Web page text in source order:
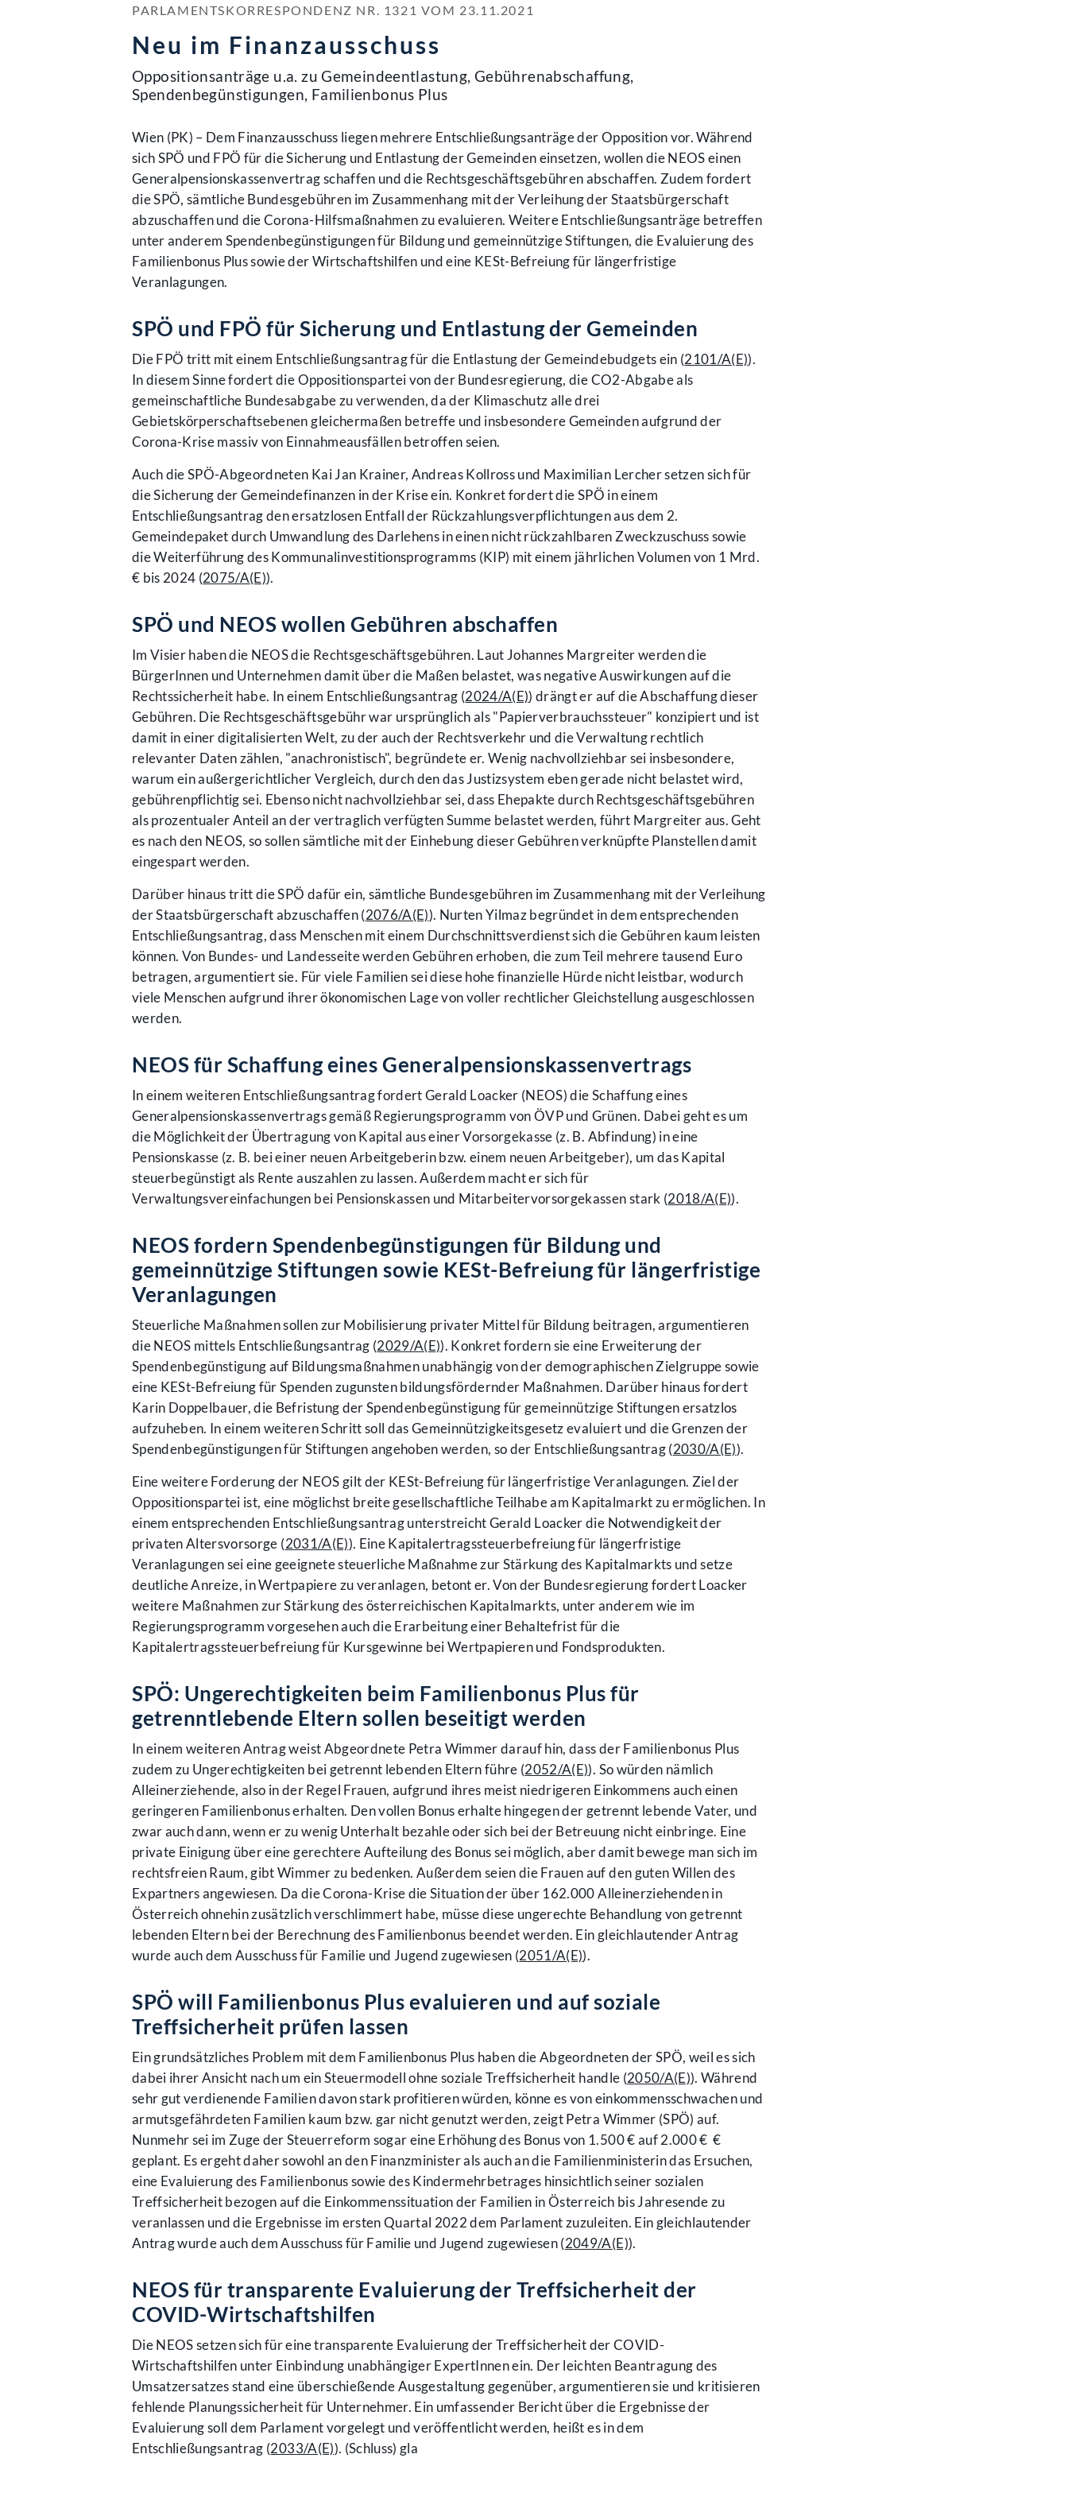
PARLAMENTSKORRESPONDENZ NR. 1321 VOM 23.11.2021
Neu im Finanzausschuss
Oppositionsanträge u.a. zu Gemeindeentlastung, Gebührenabschaffung,
Spendenbegünstigungen, Familienbonus Plus
Wien (PK) – Dem Finanzausschuss liegen mehrere Entschließungsanträge der Opposition vor. Während
sich SPÖ und FPÖ für die Sicherung und Entlastung der Gemeinden einsetzen, wollen die NEOS einen
Generalpensionskassenvertrag schaffen und die Rechtsgeschäftsgebühren abschaffen. Zudem fordert
die SPÖ, sämtliche Bundesgebühren im Zusammenhang mit der Verleihung der Staatsbürgerschaft
abzuschaffen und die Corona-Hilfsmaßnahmen zu evaluieren. Weitere Entschließungsanträge betreffen
unter anderem Spendenbegünstigungen für Bildung und gemeinnützige Stiftungen, die Evaluierung des
Familienbonus Plus sowie der Wirtschaftshilfen und eine KESt-Befreiung für längerfristige
Veranlagungen.
SPÖ und FPÖ für Sicherung und Entlastung der Gemeinden
Die FPÖ tritt mit einem Entschließungsantrag für die Entlastung der Gemeindebudgets ein (2101/A(E)).
In diesem Sinne fordert die Oppositionspartei von der Bundesregierung, die CO2-Abgabe als
gemeinschaftliche Bundesabgabe zu verwenden, da der Klimaschutz alle drei
Gebietskörperschaftsebenen gleichermaßen betreffe und insbesondere Gemeinden aufgrund der
Corona-Krise massiv von Einnahmeausfällen betroffen seien.
Auch die SPÖ-Abgeordneten Kai Jan Krainer, Andreas Kollross und Maximilian Lercher setzen sich für
die Sicherung der Gemeindefinanzen in der Krise ein. Konkret fordert die SPÖ in einem
Entschließungsantrag den ersatzlosen Entfall der Rückzahlungsverpflichtungen aus dem 2.
Gemeindepaket durch Umwandlung des Darlehens in einen nicht rückzahlbaren Zweckzuschuss sowie
die Weiterführung des Kommunalinvestitionsprogramms (KIP) mit einem jährlichen Volumen von 1 Mrd.
€ bis 2024 (2075/A(E)).
SPÖ und NEOS wollen Gebühren abschaffen
Im Visier haben die NEOS die Rechtsgeschäftsgebühren. Laut Johannes Margreiter werden die
BürgerInnen und Unternehmen damit über die Maßen belastet, was negative Auswirkungen auf die
Rechtssicherheit habe. In einem Entschließungsantrag (2024/A(E)) drängt er auf die Abschaffung dieser
Gebühren. Die Rechtsgeschäftsgebühr war ursprünglich als "Papierverbrauchssteuer" konzipiert und ist
damit in einer digitalisierten Welt, zu der auch der Rechtsverkehr und die Verwaltung rechtlich
relevanter Daten zählen, "anachronistisch", begründete er. Wenig nachvollziehbar sei insbesondere,
warum ein außergerichtlicher Vergleich, durch den das Justizsystem eben gerade nicht belastet wird,
gebührenpflichtig sei. Ebenso nicht nachvollziehbar sei, dass Ehepakte durch Rechtsgeschäftsgebühren
als prozentualer Anteil an der vertraglich verfügten Summe belastet werden, führt Margreiter aus. Geht
es nach den NEOS, so sollen sämtliche mit der Einhebung dieser Gebühren verknüpfte Planstellen damit
eingespart werden.
Darüber hinaus tritt die SPÖ dafür ein, sämtliche Bundesgebühren im Zusammenhang mit der Verleihung
der Staatsbürgerschaft abzuschaffen (2076/A(E)). Nurten Yilmaz begründet in dem entsprechenden
Entschließungsantrag, dass Menschen mit einem Durchschnittsverdienst sich die Gebühren kaum leisten
können. Von Bundes- und Landesseite werden Gebühren erhoben, die zum Teil mehrere tausend Euro
betragen, argumentiert sie. Für viele Familien sei diese hohe finanzielle Hürde nicht leistbar, wodurch
viele Menschen aufgrund ihrer ökonomischen Lage von voller rechtlicher Gleichstellung ausgeschlossen
werden.
NEOS für Schaffung eines Generalpensionskassenvertrags
In einem weiteren Entschließungsantrag fordert Gerald Loacker (NEOS) die Schaffung eines
Generalpensionskassenvertrags gemäß Regierungsprogramm von ÖVP und Grünen. Dabei geht es um
die Möglichkeit der Übertragung von Kapital aus einer Vorsorgekasse (z. B. Abfindung) in eine
Pensionskasse (z. B. bei einer neuen Arbeitgeberin bzw. einem neuen Arbeitgeber), um das Kapital
steuerbegünstigt als Rente auszahlen zu lassen. Außerdem macht er sich für
Verwaltungsvereinfachungen bei Pensionskassen und Mitarbeitervorsorgekassen stark (2018/A(E)).
NEOS fordern Spendenbegünstigungen für Bildung und
gemeinnützige Stiftungen sowie KESt-Befreiung für längerfristige
Veranlagungen
Steuerliche Maßnahmen sollen zur Mobilisierung privater Mittel für Bildung beitragen, argumentieren
die NEOS mittels Entschließungsantrag (2029/A(E)). Konkret fordern sie eine Erweiterung der
Spendenbegünstigung auf Bildungsmaßnahmen unabhängig von der demographischen Zielgruppe sowie
eine KESt-Befreiung für Spenden zugunsten bildungsfördernder Maßnahmen. Darüber hinaus fordert
Karin Doppelbauer, die Befristung der Spendenbegünstigung für gemeinnützige Stiftungen ersatzlos
aufzuheben. In einem weiteren Schritt soll das Gemeinnützigkeitsgesetz evaluiert und die Grenzen der
Spendenbegünstigungen für Stiftungen angehoben werden, so der Entschließungsantrag (2030/A(E)).
Eine weitere Forderung der NEOS gilt der KESt-Befreiung für längerfristige Veranlagungen. Ziel der
Oppositionspartei ist, eine möglichst breite gesellschaftliche Teilhabe am Kapitalmarkt zu ermöglichen. In
einem entsprechenden Entschließungsantrag unterstreicht Gerald Loacker die Notwendigkeit der
privaten Altersvorsorge (2031/A(E)). Eine Kapitalertragssteuerbefreiung für längerfristige
Veranlagungen sei eine geeignete steuerliche Maßnahme zur Stärkung des Kapitalmarkts und setze
deutliche Anreize, in Wertpapiere zu veranlagen, betont er. Von der Bundesregierung fordert Loacker
weitere Maßnahmen zur Stärkung des österreichischen Kapitalmarkts, unter anderem wie im
Regierungsprogramm vorgesehen auch die Erarbeitung einer Behaltefrist für die
Kapitalertragssteuerbefreiung für Kursgewinne bei Wertpapieren und Fondsprodukten.
SPÖ: Ungerechtigkeiten beim Familienbonus Plus für
getrenntlebende Eltern sollen beseitigt werden
In einem weiteren Antrag weist Abgeordnete Petra Wimmer darauf hin, dass der Familienbonus Plus
zudem zu Ungerechtigkeiten bei getrennt lebenden Eltern führe (2052/A(E)). So würden nämlich
Alleinerziehende, also in der Regel Frauen, aufgrund ihres meist niedrigeren Einkommens auch einen
geringeren Familienbonus erhalten. Den vollen Bonus erhalte hingegen der getrennt lebende Vater, und
zwar auch dann, wenn er zu wenig Unterhalt bezahle oder sich bei der Betreuung nicht einbringe. Eine
private Einigung über eine gerechtere Aufteilung des Bonus sei möglich, aber damit bewege man sich im
rechtsfreien Raum, gibt Wimmer zu bedenken. Außerdem seien die Frauen auf den guten Willen des
Expartners angewiesen. Da die Corona-Krise die Situation der über 162.000 Alleinerziehenden in
Österreich ohnehin zusätzlich verschlimmert habe, müsse diese ungerechte Behandlung von getrennt
lebenden Eltern bei der Berechnung des Familienbonus beendet werden. Ein gleichlautender Antrag
wurde auch dem Ausschuss für Familie und Jugend zugewiesen (2051/A(E)).
SPÖ will Familienbonus Plus evaluieren und auf soziale
Treffsicherheit prüfen lassen
Ein grundsätzliches Problem mit dem Familienbonus Plus haben die Abgeordneten der SPÖ, weil es sich
dabei ihrer Ansicht nach um ein Steuermodell ohne soziale Treffsicherheit handle (2050/A(E)). Während
sehr gut verdienende Familien davon stark profitieren würden, könne es von einkommensschwachen und
armutsgefährdeten Familien kaum bzw. gar nicht genutzt werden, zeigt Petra Wimmer (SPÖ) auf.
Nunmehr sei im Zuge der Steuerreform sogar eine Erhöhung des Bonus von 1.500 € auf 2.000 € €
geplant. Es ergeht daher sowohl an den Finanzminister als auch an die Familienministerin das Ersuchen,
eine Evaluierung des Familienbonus sowie des Kindermehrbetrages hinsichtlich seiner sozialen
Treffsicherheit bezogen auf die Einkommenssituation der Familien in Österreich bis Jahresende zu
veranlassen und die Ergebnisse im ersten Quartal 2022 dem Parlament zuzuleiten. Ein gleichlautender
Antrag wurde auch dem Ausschuss für Familie und Jugend zugewiesen (2049/A(E)).
NEOS für transparente Evaluierung der Treffsicherheit der
COVID-Wirtschaftshilfen
Die NEOS setzen sich für eine transparente Evaluierung der Treffsicherheit der COVID-
Wirtschaftshilfen unter Einbindung unabhängiger ExpertInnen ein. Der leichten Beantragung des
Umsatzersatzes stand eine überschießende Ausgestaltung gegenüber, argumentieren sie und kritisieren
fehlende Planungssicherheit für Unternehmer. Ein umfassender Bericht über die Ergebnisse der
Evaluierung soll dem Parlament vorgelegt und veröffentlicht werden, heißt es in dem
Entschließungsantrag (2033/A(E)). (Schluss) gla